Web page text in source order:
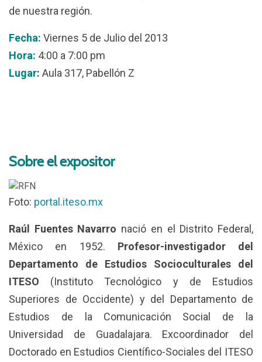
de nuestra región.
Fecha: Viernes 5 de Julio del 2013
Hora: 4:00 a 7:00 pm
Lugar: Aula 317, Pabellón Z
Sobre el expositor
Foto: portal.iteso.mx
Raúl Fuentes Navarro nació en el Distrito Federal,
México en 1952. Profesor-investigador del
Departamento de Estudios Socioculturales del
ITESO (Instituto Tecnológico y de Estudios
Superiores de Occidente) y del Departamento de
Estudios de la Comunicación Social de la
Universidad de Guadalajara. Excoordinador del
Doctorado en Estudios Científico-Sociales del ITESO